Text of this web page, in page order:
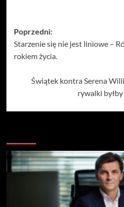
Zobacz
wpisy
Poprzedni:
Starzenie się nie jest liniowe –
rokiem życia.
Świątek kontra Serena
rywalki